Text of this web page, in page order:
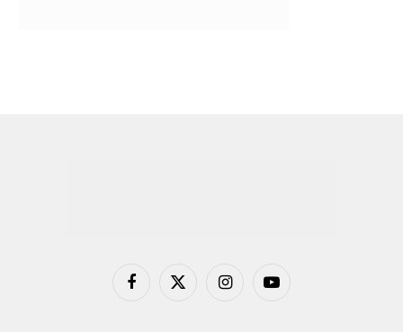
FacebookX
InstagramYouTube